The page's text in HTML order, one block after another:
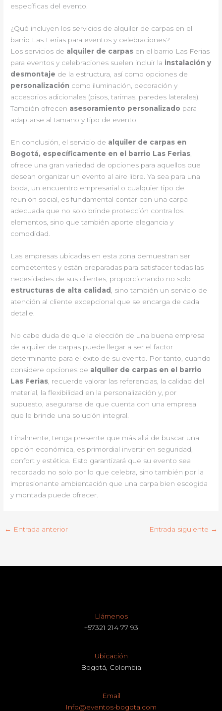
específicas del evento.
¿Qué incluyen los servicios de alquiler de carpas en el
barrio Las Ferias para eventos y celebraciones?
Los servicios de alquiler de carpas en el barrio Las Ferias
para eventos y celebraciones suelen incluir la instalación y
desmontaje de la estructura, así como opciones de
personalización como iluminación, decoración y
accesorios adicionales (pisos, tarimas, paredes laterales).
También ofrecen asesoramiento personalizado para
adaptarse al tamaño y tipo de evento.
En conclusión, el servicio de alquiler de carpas en
Bogotá, específicamente en el barrio Las Ferias
ofrece una gran variedad de opciones para aquellos que
desean organizar un evento al aire libre. Ya sea para una
boda, un encuentro empresarial o cualquier tipo de
reunión social, es fundamental contar con una carpa
adecuada que no solo brinde protección contra los
elementos, sino que también aporte elegancia y
comodidad.
Las empresas ubicadas en esta zona demuestran ser
competentes y están preparadas para satisfacer todas las
necesidades de sus clientes, proporcionando no solo
estructuras de alta calidad
, sino también un servicio de
atención al cliente excepcional que se encarga de cada
detalle.
No cabe duda de que la elección de una buena empresa
de alquiler de carpas puede llegar a ser el factor
determinante para el éxito de su evento. Por tanto, cuando
considere opciones de alquiler de carpas en el barrio
Las Ferias , recuerde valorar las referencias, la calidad del
material, la flexibilidad en la personalización y, por
supuesto, asegurarse de que cuenta con una empresa
que le brinde una solución integral.
Finalmente, tenga presente que más allá de buscar una
opción económica, es primordial invertir en seguridad,
confort y estética. Esto garantizará que su evento sea
recordado no solo por lo que celebra, sino también por la
impresionante ambientación que una carpa bien escogida
y montada puede ofrecer.
← Entrada anterior Entrada siguiente →
Llámenos
+57321 214 77 93
Ubicación
Bogotá, Colombia
Email
Info@eventos-bogota.com